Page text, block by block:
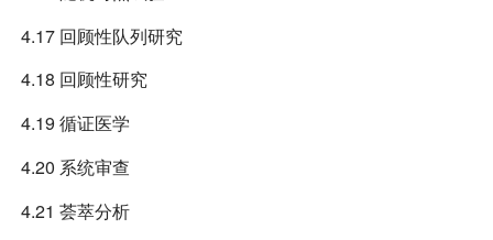
4.17 回顾性队列研究
4.18 回顾性研究
4.19 循证医学
4.20 系统审查
4.21 荟萃分析